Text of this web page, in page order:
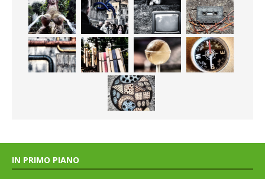
IN PRIMO PIANO